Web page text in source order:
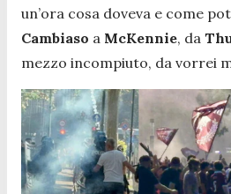
un’ora cosa doveva e come
Cambiaso a McKennie, da
mezzo incompiuto, da vorrei